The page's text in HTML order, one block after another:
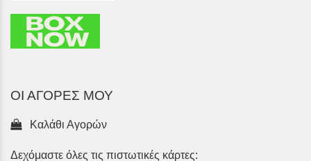
ΟΙ ΑΓΟΡΕΣ ΜΟΥ
Καλάθι Αγορών
Δεχόμαστε όλες τις πιστωτικές κάρτες: